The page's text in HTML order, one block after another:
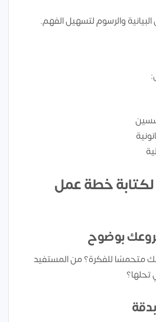
والرسوم لتسهيل الفهم.
خطة عمل
متحمسًا للفكرة؟ من المستفيد
تحلها؟